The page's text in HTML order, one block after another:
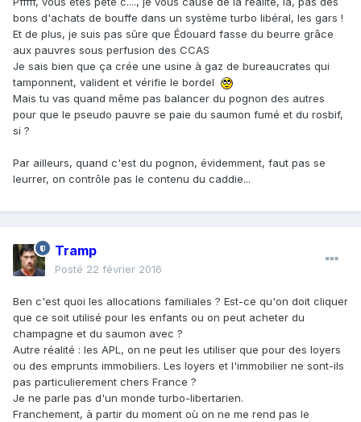
bons d'achats de bouffe dans un système turbo libéral, les gars !
Et de plus, je suis pas sûre que Édouard fasse du beurre grâce
aux pauvres sous perfusion des CCAS
Je sais bien que ça crée une usine à gaz de bureaucrates qui
tamponnent, valident et vérifie le bordel
Mais tu vas quand même pas balancer du pognon des autres
pour que le pseudo pauvre se paie du saumon fumé et du rosbif,
si ?
Par ailleurs, quand c'est du pognon, évidemment, faut pas se
leurrer, on contrôle pas le contenu du caddie...
Tramp
Posté 22 février 2016
Ben c'est quoi les allocations familiales ? Est-ce qu'on doit cliquer
que ce soit utilisé pour les enfants ou on peut acheter du
champagne et du saumon avec ?
Autre réalité : les APL, on ne peut les utiliser que pour des loyers
ou des emprunts immobiliers. Les loyers et l'immobilier ne sont-ils
pas particulierement chers France ?
Je ne parle pas d'un monde turbo-libertarien.
Franchement, à partir du moment où on ne me rend pas le